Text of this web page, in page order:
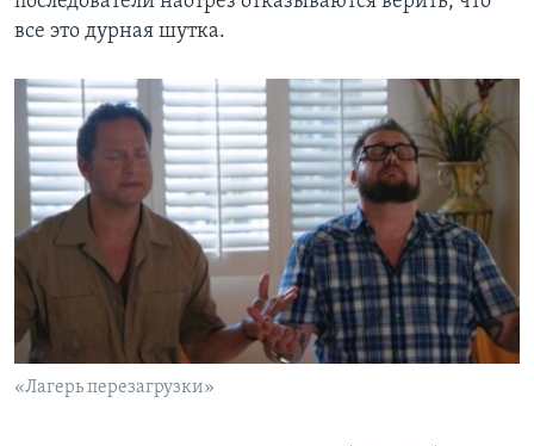
все это дурная шутка.
«Лагерь перезагрузки»